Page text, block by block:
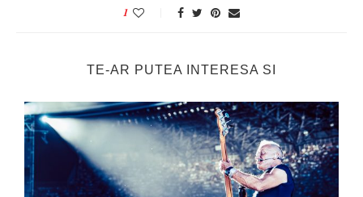
1
TE-AR PUTEA INTERESA SI